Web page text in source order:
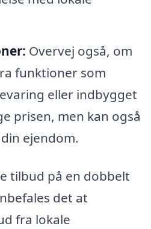
Overvej også, om
funktioner som
eller indbygget
prisen, men kan også
ejendom.
tilbud på en dobbelt
det at
fra lokale